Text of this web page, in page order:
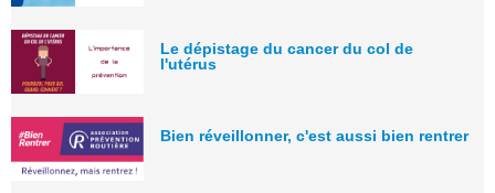
Le dépistage du cancer du col de
l'utérus
Bien réveillonner, c'est aussi bien rentrer